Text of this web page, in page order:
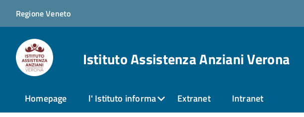
Regione Veneto
Istituto Assistenza Anziani Verona
Homepage l' Istituto informa Extranet Intranet